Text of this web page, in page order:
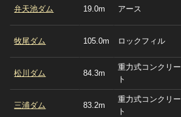
弁天池ダム 19.0m アース
牧尾ダム 105.0m ロックフィル
松川ダム 84.3m
重力式コンクリー
ト
三浦ダム 83.2m
重力式コンクリー
ト